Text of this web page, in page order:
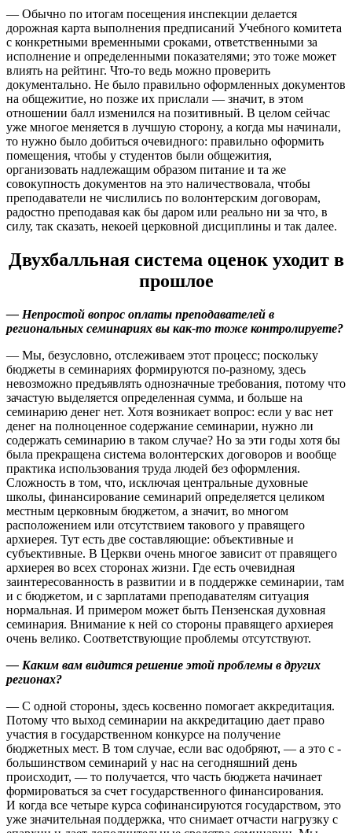
— Обычно по итогам посещения инспекции делается
дорожная карта выполнения предписаний Учебного комитета
с конкретными временными сроками, ответственными за
исполнение и определенными показателями; это тоже может
влиять на рейтинг. Что-то ведь можно проверить
документально. Не было правильно оформленных документов
на общежитие, но позже их прислали — значит, в этом
отношении балл изменился на позитивный. В целом сейчас
уже многое меняется в лучшую сторону, а когда мы начинали,
то нужно было добиться очевидного: правильно оформить
помещения, чтобы у студентов были общежития,
организовать надлежащим образом питание и та же
совокупность документов на это наличествовала, чтобы
преподаватели не числились по волонтерским договорам,
радостно преподавая как бы даром или реально ни за что, в
силу, так сказать, некоей церковной дисциплины и так далее.
Двухбалльная система оценок уходит в
прошлое
— Непростой вопрос оплаты преподавателей в
региональных семинариях вы как-то ­тоже контролируете?
— Мы, безусловно, отслеживаем этот процесс; поскольку
бюджеты в семинариях формируются по-разному, здесь
невозможно предъявлять однозначные требования, потому что
зачастую выделяется определенная сумма, и больше на
семинарию денег нет. Хотя возникает вопрос: если у вас нет
денег на полноценное содержание семинарии, нужно ли
содержать семинарию в таком случае? Но за эти годы хотя бы
была прекращена система волонтерских договоров и вообще
практика использования труда людей без оформления.
Сложность в том, что, исключая центральные духовные
школы, финансирование семинарий определяется целиком
местным церковным бюджетом, а значит, во многом
расположением или отсутствием такового у правящего
архиерея. Тут есть две составляющие: объективные и
субъективные. В Церкви очень многое зависит от правящего
архиерея во всех сторонах жизни. Где есть очевидная
заинтересованность в развитии и в поддержке семинарии, там
и с бюджетом, и с зарплатами преподавателям ситуация
нормальная. И примером может быть Пензенская духовная
семинария. Внимание к ней со стороны правящего ­архиерея
очень велико. Соответствующие проблемы отсутствуют.
— Каким вам видится решение этой проблемы в других
регионах?
— С одной стороны, здесь косвенно помогает аккредитация.
Потому что выход семинарии на аккредитацию дает право
участия в государственном конкурсе на получение
бюджетных мест. В том случае, если вас одобряют, — а это с ­
большинством семинарий у нас на сегодня­шний день
происходит, — то получается, что часть бюджета начинает
формироваться за счет государственного финансирования.
И когда все четыре курса софинансируются государством, это
уже значительная поддержка, что снимает отчасти нагрузку с